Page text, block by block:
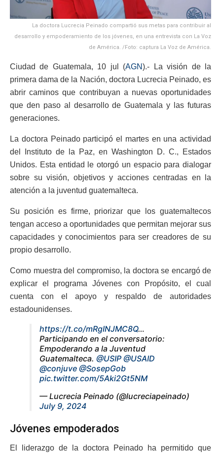
La doctora Lucrecia Peinado compartió sus metas para contribuir al
desarrollo y empoderamiento de los jóvenes, en una entrevista con La Voz
de América. /Foto: captura La Voz de América.
Ciudad de Guatemala, 10 jul (AGN).- La visión de la
primera dama de la Nación, doctora Lucrecia Peinado, es
abrir caminos que contribuyan a nuevas oportunidades
que den paso al desarrollo de Guatemala y las futuras
generaciones.
La doctora Peinado participó el martes en una actividad
del Instituto de la Paz, en Washington D. C., Estados
Unidos. Esta entidad le otorgó un espacio para dialogar
sobre su visión, objetivos y acciones centradas en la
atención a la juventud guatemalteca.
Su posición es firme, priorizar que los guatemaltecos
tengan acceso a oportunidades que permitan mejorar sus
capacidades y conocimientos para ser creadores de su
propio desarrollo.
Como muestra del compromiso, la doctora se encargó de
explicar el programa Jóvenes con Propósito, el cual
cuenta con el apoyo y respaldo de autoridades
estadounidenses.
https://t.co/mRgINJMC8Q…
Participando en el conversatorio:
Empoderando a la Juventud
Guatemalteca. @USIP @USAID
@conjuve @SosepGob
pic.twitter.com/5Aki2Gt5NM
— Lucrecia Peinado (@lucreciapeinado)
July 9, 2024
Jóvenes empoderados
El liderazgo de la doctora Peinado ha permitido que